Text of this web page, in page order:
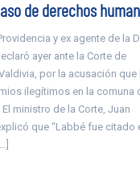
de derechos
y ex agente de la
ayer ante la Corte de
por la acusación que
ilegítimos en la comuna
ministro de la Corte, Juan
que “Labbé fue citado